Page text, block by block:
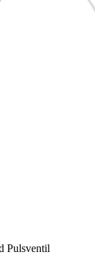
Pulsventil